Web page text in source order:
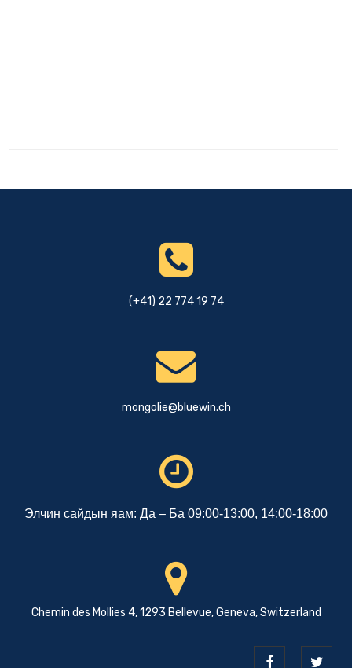
(+41) 22 774 19 74
mongolie@bluewin.ch
Элчин сайдын яам: Да – Ба 09:00-13:00, 14:00-18:00
Chemin des Mollies 4, 1293 Bellevue, Geneva, Switzerland